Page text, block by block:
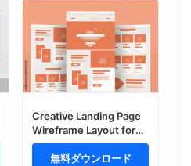
Creative Landing Page
Wireframe Layout for
Modern UI UX Web
Design
無料ダウンロード